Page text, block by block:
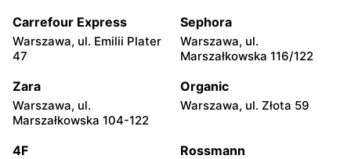
Konin, ul. Fryderyka
Chopina 24a
Jeziora Wielkie, ul. Jeziora
Wielkie 13a
Posada, ul. Matejki 10D Kleczew, ul. 3 Maja 2
Twój Market
Carrefour Express
Warszawa, ul. Emilii Plater
47
Sephora
Warszawa, ul.
Marszałkowska 116/122
Zara
Warszawa, ul.
Marszałkowska 104-122
Organic
Warszawa, ul. Złota 59
4F Rossmann